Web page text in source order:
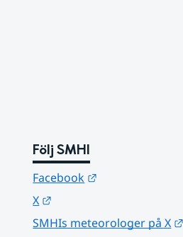
Följ SMHI
Facebook
X
SMHIs meteorologer på X